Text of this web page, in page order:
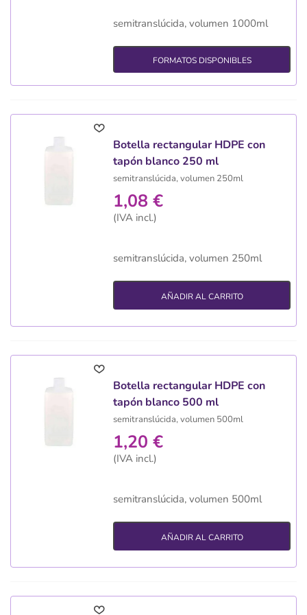
semitranslúcida, volumen 1000ml
FORMATOS DISPONIBLES
Botella rectangular HDPE con
tapón blanco 250 ml
semitranslúcida, volumen 250ml
1,08 €
(IVA incl.)
semitranslúcida, volumen 250ml
AÑADIR AL CARRITO
Botella rectangular HDPE con
tapón blanco 500 ml
semitranslúcida, volumen 500ml
1,20 €
(IVA incl.)
semitranslúcida, volumen 500ml
AÑADIR AL CARRITO